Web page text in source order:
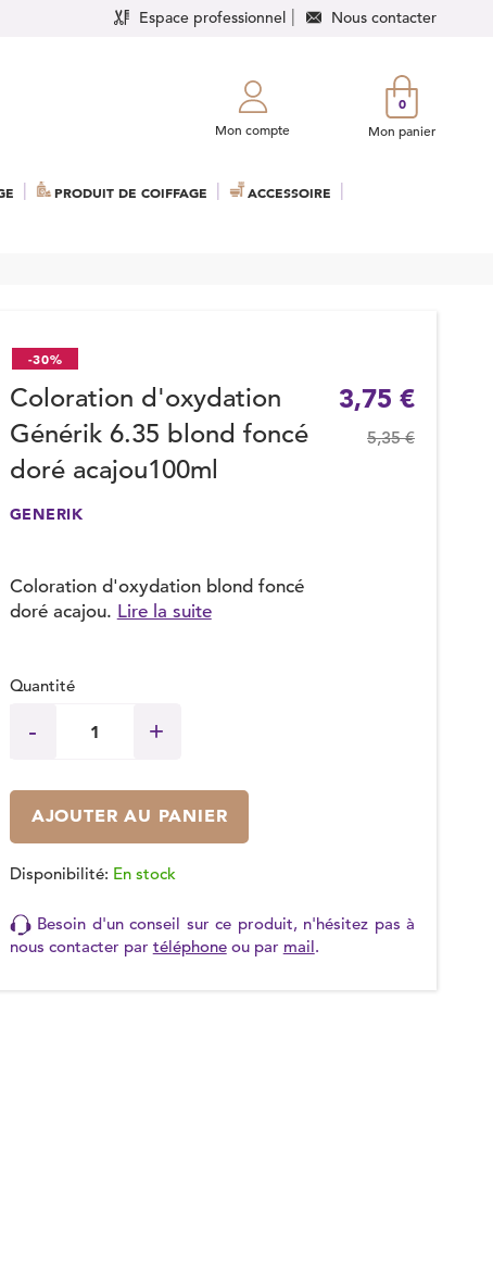
Espace professionnel Nous contacter
Mon compte
0
Mon panier
PRODUIT DE COIFFAGE ACCESSOIRE
-30%
Coloration d'oxydation
Générik 6.35 blond foncé
doré acajou100ml
GENERIK
Coloration d'oxydation blond foncé
doré acajou. Lire la suite
3,75 €
5,35 €
Quantité
AJOUTER AU PANIER
Disponibilité: En stock
Besoin d'un conseil sur ce produit, n'hésitez pas à
nous contacter par téléphoneou par mail.